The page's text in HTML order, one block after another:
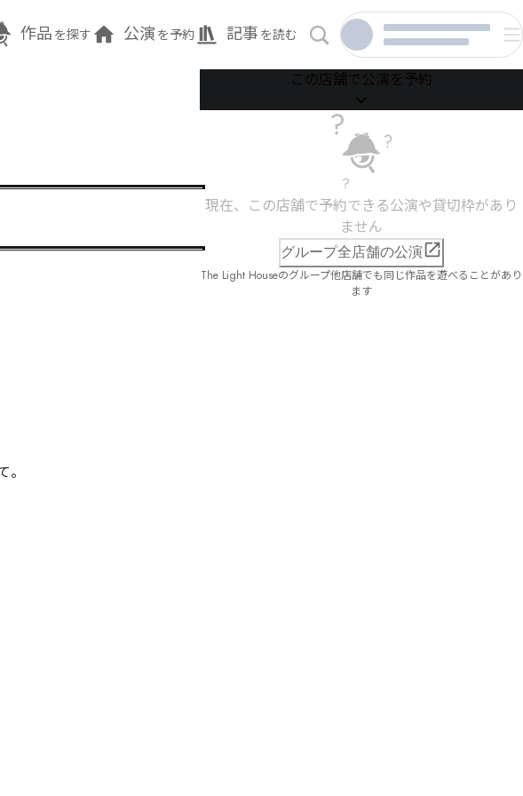
作品 を探す 公演 を予約 記事 を読む
この店舗で公演を予約
現在、この店舗で予約できる公演や貸切枠があり
ません
グループ全店舗の公演
The Light Houseのグループ他店舗でも同じ作品を遊べることがあり
ます